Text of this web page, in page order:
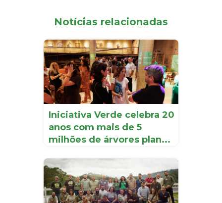
Notícias relacionadas
Iniciativa Verde celebra 20
anos com mais de 5
milhões de árvores plan...